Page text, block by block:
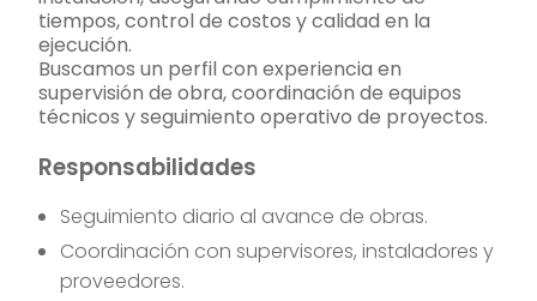
tiempos, control de costos y calidad en la
ejecución.
Buscamos un perfil con experiencia en
supervisión de obra, coordinación de equipos
técnicos y seguimiento operativo de proyectos.
Responsabilidades
Seguimiento diario al avance de obras.
Coordinación con supervisores, instaladores y
proveedores.